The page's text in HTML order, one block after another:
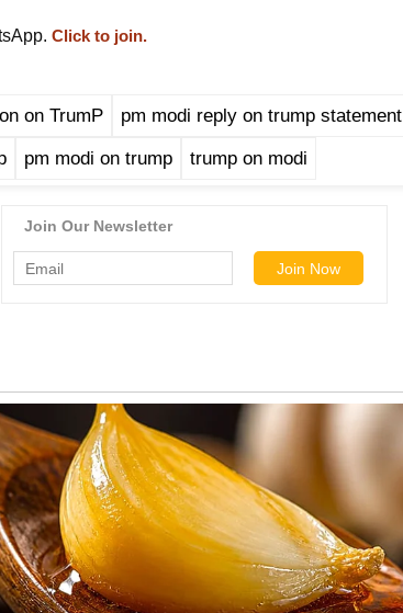
Click to join.
on TrumP pm modi reply on trump statement
pm modi on trump trump on modi